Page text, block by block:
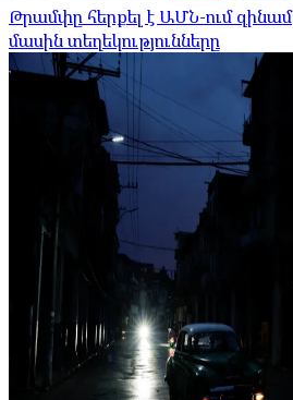
Թրամփը հերքել է ԱՄՆ-ում
մասին տեղեկությունները